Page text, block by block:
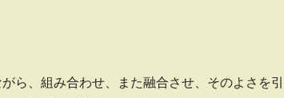
ら、組み合わせ、また融合させ、そのよさを